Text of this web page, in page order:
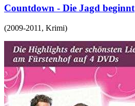
Countdown - Die Jagd beginnt
(2009-2011 , Krimi)